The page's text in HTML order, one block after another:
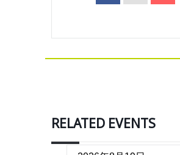
RELATED EVENTS